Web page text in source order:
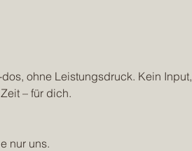
ohne Leistungsdruck. Kein Input,
– für dich.
nur uns.